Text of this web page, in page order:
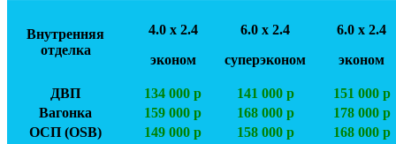
Внутренняя
отделка
4.0 х 2.4
эконом
6.0 х 2.4
суперэконом
6.0 х 2.4
эконом
ДВП 134 000 р 141 000 р
151 000 р
Вагонка
159 000 р 168 000 р
178 000 р
ОСП (OSB)
149 000 р 158 000 р
168 000 р